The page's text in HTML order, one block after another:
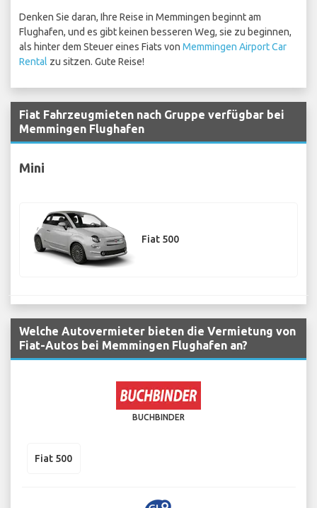
Denken Sie daran, Ihre Reise in Memmingen beginnt am
Flughafen, und es gibt keinen besseren Weg, sie zu beginnen,
als hinter dem Steuer eines Fiats von Memmingen Airport Car
Rental zu sitzen. Gute Reise!
Fiat Fahrzeugmieten nach Gruppe verfügbar bei
Memmingen Flughafen
Mini
Fiat 500
Welche Autovermieter bieten die Vermietung von
Fiat-Autos bei Memmingen Flughafen an?
BUCHBINDER
Fiat 500